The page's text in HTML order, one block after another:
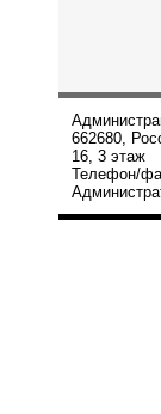
662680,
16, 3 этаж
Телефон/